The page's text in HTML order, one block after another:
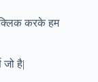
क्लिक करके हम
है|